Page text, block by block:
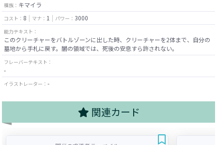
種族： キマイラ
コスト： 8 マナ： 1 パワー： 3000
能力テキスト：
このクリーチャーをバトルゾーンに出した時、クリーチャーを2体まで、自分の
墓地から手札に戻す。闇の領域では、死後の安息すら許されない。
フレーバーテキスト：
-
イラストレーター： -
関連カード